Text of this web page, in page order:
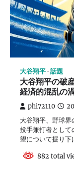
大谷翔平 話題
大谷翔平の破
経済的混乱の
phi72110
大谷翔平、野球界
投手兼打者として
望について掘り下
882 total